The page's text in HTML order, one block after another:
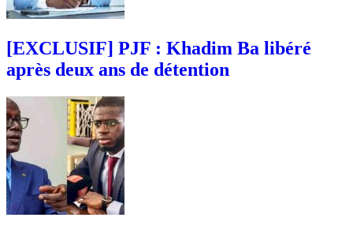
[EXCLUSIF] PJF : Khadim Ba libéré
après deux ans de détention